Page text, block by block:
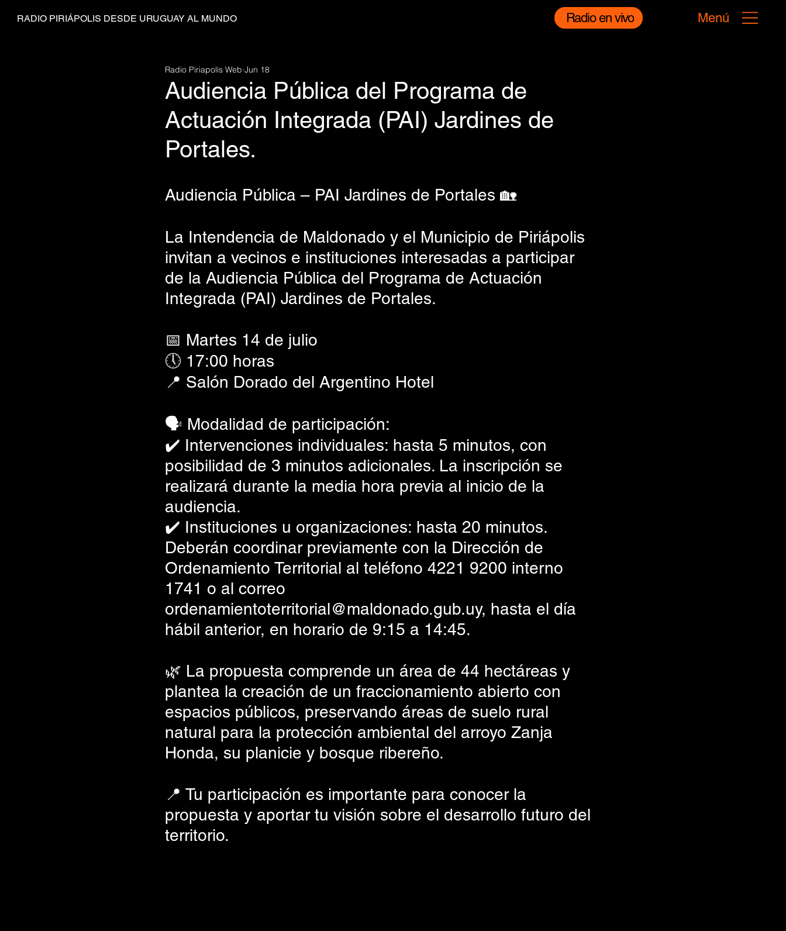
RADIO PIRIÁPOLIS DESDE URUGUAY AL MUNDO Radio en vivo Menú
Audiencia Pública del Programa de
Actuación Integrada (PAI) Jardines de
Portales.
Radio Piriapolis Web Jun 18
Audiencia Pública – PAI Jardines de Portales 🏡
La Intendencia de Maldonado y el Municipio de Piriápolis
invitan a vecinos e instituciones interesadas a participar
de la Audiencia Pública del Programa de Actuación
Integrada (PAI) Jardines de Portales.
📅 Martes 14 de julio
🕔 17:00 horas
📍 Salón Dorado del Argentino Hotel
🗣️ Modalidad de participación:
✔️ Intervenciones individuales: hasta 5 minutos, con
posibilidad de 3 minutos adicionales. La inscripción se
realizará durante la media hora previa al inicio de la
audiencia.
✔️ Instituciones u organizaciones: hasta 20 minutos.
Deberán coordinar previamente con la Dirección de
Ordenamiento Territorial al teléfono 4221 9200 interno
1741 o al correo
ordenamientoterritorial@maldonado.gub.uy, hasta el día
hábil anterior, en horario de 9:15 a 14:45.
🌿 La propuesta comprende un área de 44 hectáreas y
plantea la creación de un fraccionamiento abierto con
espacios públicos, preservando áreas de suelo rural
natural para la protección ambiental del arroyo Zanja
Honda, su planicie y bosque ribereño.
📍 Tu participación es importante para conocer la
propuesta y aportar tu visión sobre el desarrollo futuro del
territorio.